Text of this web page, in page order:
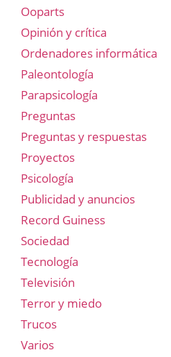
Ooparts
Opinión y crítica
Ordenadores informática
Paleontología
Parapsicología
Preguntas
Preguntas y respuestas
Proyectos
Psicología
Publicidad y anuncios
Record Guiness
Sociedad
Tecnología
Televisión
Terror y miedo
Trucos
Varios